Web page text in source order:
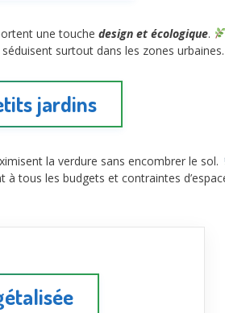
une touche design et écologique.
surtout dans les zones urbaines.
jardins
la verdure sans encombrer le sol.
à tous les budgets et contraintes